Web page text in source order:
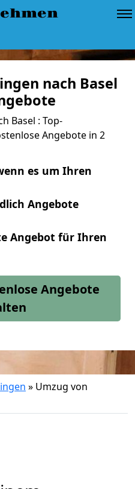
nach Basel
Basel : Top-
Angebote in 2
es um Ihren
Angebote
Angebot für Ihren
Angebote
» Umzug von